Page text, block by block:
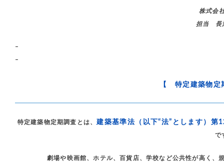
株式会
担当 長
–
–
【 特定建築物
特定建築物定期調査とは、建築基準法（以下“法”とします）
で
劇場や映画館、ホテル、百貨店、学校など公共性が高く、